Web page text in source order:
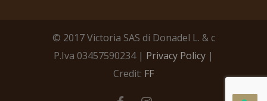
© 2017 Victoria SAS di Donadel L. & c
P.Iva 03457590234 | Privacy Policy |
Credit: FF